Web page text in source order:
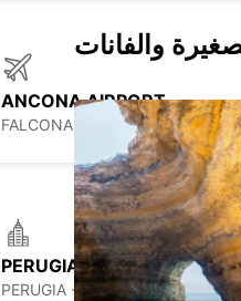
ANCONA AIRPORT
FALCONARA MARITTIMA - ITALY
PERUGIA
PERUGIA - ITALY
والفانات